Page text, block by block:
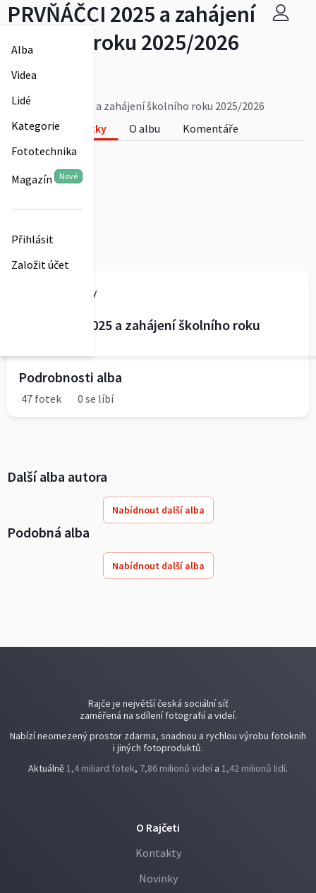
Alba
Videa
Lidé
Kategorie
Fototechnika
Magazín Nové
Přihlásit
Založit účet
PRVŇÁČCI 2025 a zahájení
školního roku 2025/2026
Obec Sobůlky
PRVŇÁČCI 2025 a zahájení školního roku 2025/2026
Fotky
O albu
Komentáře
0
Obec Sobůlky
PRVŇÁČCI 2025 a zahájení školního roku
Podrobnosti alba
47 fotek 0 se líbí
Další alba autora
Nabídnout další alba
Podobná alba
Nabídnout další alba
Rajče je největší česká sociální síť
zaměřená na sdílení fotografií a videí.
Nabízí neomezený prostor zdarma, snadnou a rychlou výrobu fotoknih
i jiných fotoproduktů.
Aktuálně1,4 miliard fotek, 7,86 milionů videí a 1,42 milionů lidí.
O Rajčeti
Kontakty
Novinky